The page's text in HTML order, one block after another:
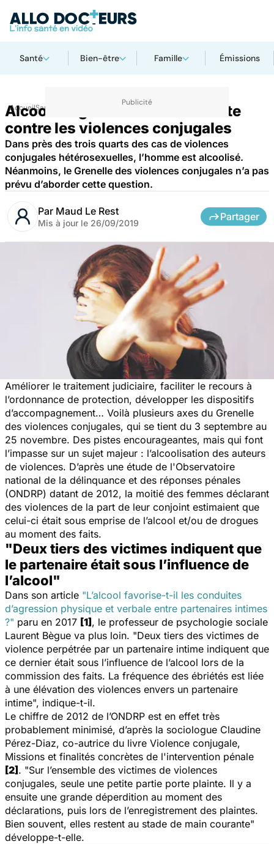
Santé Bien-être Famille Émissions
AccueilSanté
Alcool : le grand oublié de la lutte
contre les violences conjugales
Dans près des trois quarts des cas de violences
conjugales hétérosexuelles, l’homme est alcoolisé.
Néanmoins, le Grenelle des violences conjugales n’a pas
prévu d’aborder cette question.
Par Maud Le Rest
Mis à jour le 26/09/2019
Partager
Améliorer le traitement judiciaire, faciliter le recours à
l’ordonnance de protection, développer les dispositifs
d’accompagnement… Voilà plusieurs axes du Grenelle
des violences conjugales, qui se tient du 3 septembre au
25 novembre. Des pistes encourageantes, mais qui font
l’impasse sur un sujet majeur : l’alcoolisation des auteurs
de violences. D’après une étude de l'Observatoire
national de la délinquance et des réponses pénales
(ONDRP) datant de 2012, la moitié des femmes déclarant
des violences de la part de leur conjoint estimaient que
celui-ci était sous emprise de l’alcool et/ou de drogues
au moment des faits.
"Deux tiers des victimes indiquent que
le partenaire était sous l’influence de
l’alcool"
Dans son article "L’alcool favorise-t-il les conduites
d’agression physique et verbale entre partenaires intimes
?" paru en 2017 [1], le professeur de psychologie sociale
Laurent Bègue va plus loin. "Deux tiers des victimes de
violence perpétrée par un partenaire intime indiquent que
ce dernier était sous l’influence de l’alcool lors de la
commission des faits. La fréquence des ébriétés est liée
à une élévation des violences envers un partenaire
intime", indique-t-il.
Le chiffre de 2012 de l’ONDRP est en effet très
probablement minimisé, d’après la sociologue Claudine
Pérez-Diaz, co-autrice du livre Violence conjugale,
Missions et finalités concrètes de l'intervention pénale
[2]. "Sur l’ensemble des victimes de violences
conjugales, seule une petite partie porte plainte. Il y a
ensuite une grande déperdition au moment des
déclarations, puis lors de l’enregistrement des plaintes.
Bien souvent, elles restent au stade de main courante"
développe-t-elle.